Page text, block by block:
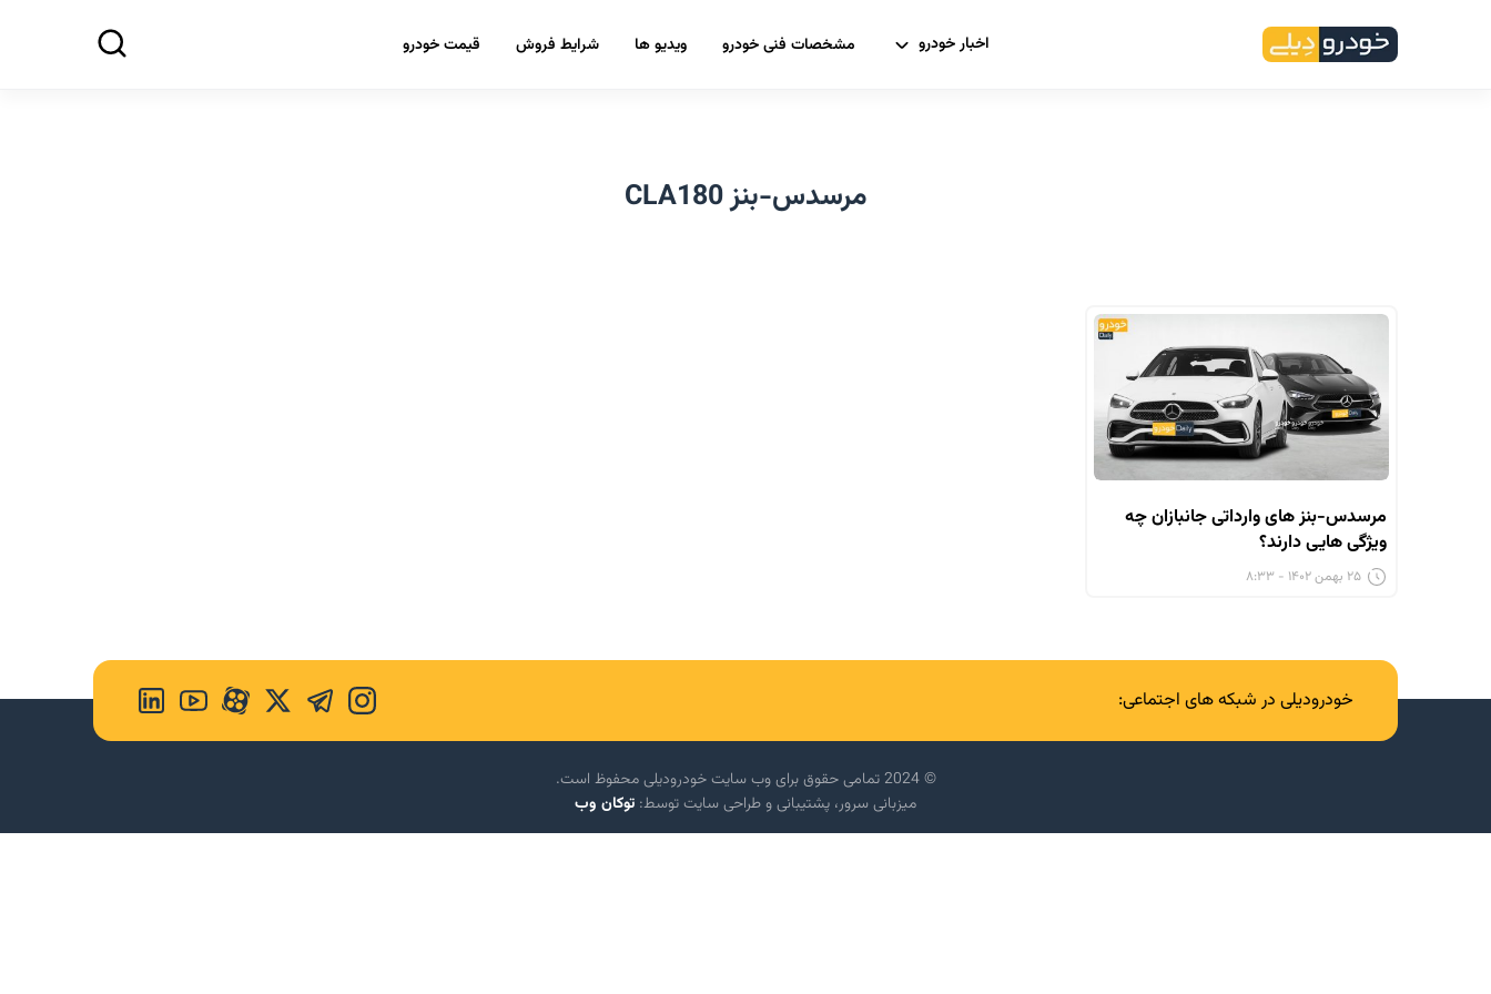
اخبار خودرو مشخصات فنی خودرو ویدیو ها شرایط فروش قیمت خودرو
مرسدس-بنز CLA180
مرسدس-بنز های وارداتی جانبازان چه
ویژگی هایی دارند؟
۲۵ بهمن ۱۴۰۲ - ۸:۳۳
خودرودیلی در شبکه های اجتماعی:
© 2024 تمامی حقوق برای وب سایت خودرودیلی محفوظ است.
میزبانی سرور، پشتیبانی و طراحی سایت توسط: توکان وب